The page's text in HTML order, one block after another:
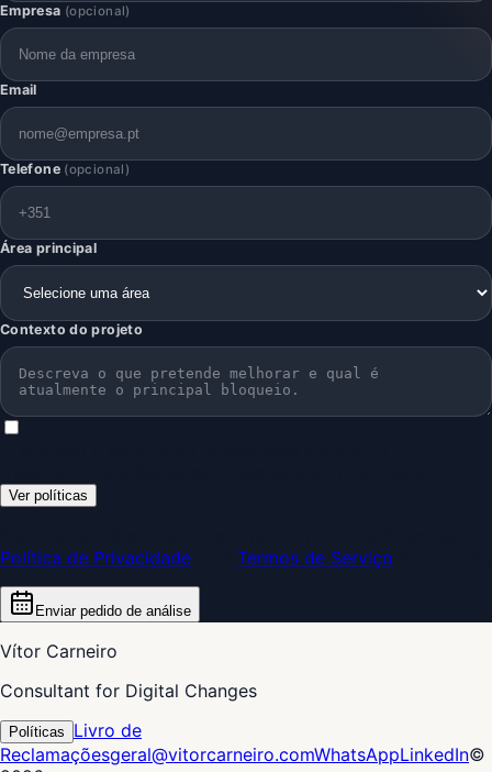
Empresa (opcional)
Email
Telefone (opcional)
Área principal
Contexto do projeto
Ver políticas
Política de Privacidade
Termos de Serviço
Enviar pedido de análise
Vítor Carneiro
Consultant for Digital Changes
Políticas
Livro de
Reclamaçõesgeral@vitorcarneiro.comWhatsAppLinkedIn©